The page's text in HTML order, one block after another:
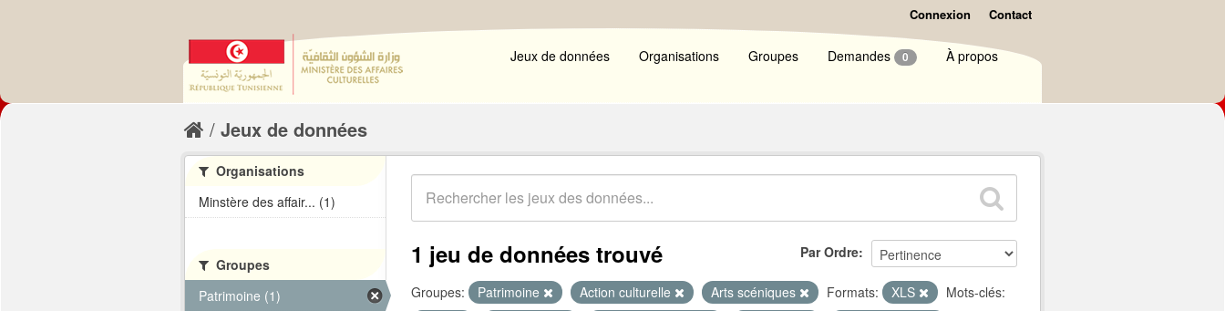
Connexion Contact
Jeux de données Organisations Groupes Demandes 0 À propos
Jeux de données
Par Ordre
1 jeu de données trouvé
Groupes: Patrimoine Action culturelle Arts scéniques Formats: XLS
Mots-clés:
Organisations
Minstère des affair... (1)
Groupes
Patrimoine (1)